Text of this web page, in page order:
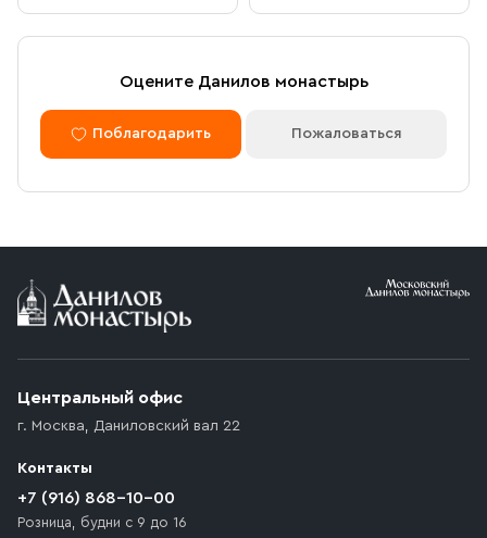
Оцените Данилов монастырь
Поблагодарить Пожаловаться
Центральный офис
г. Москва, Даниловский вал 22
Контакты
+7 (916) 868-10-00
Розница, будни с 9 до 16